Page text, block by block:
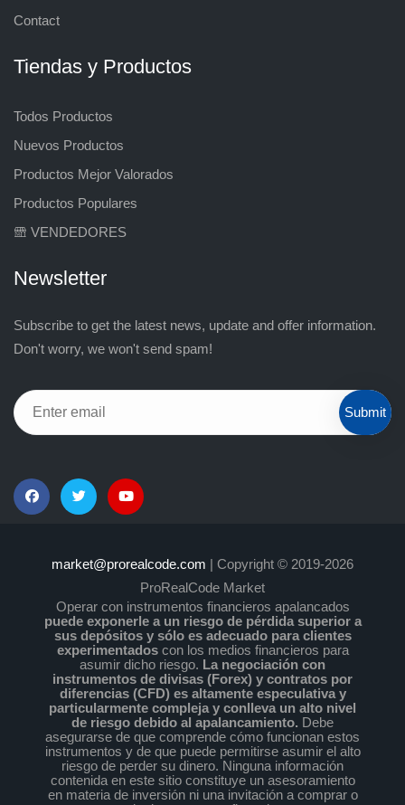
Contact
Tiendas y Productos
Todos Productos
Nuevos Productos
Productos Mejor Valorados
Productos Populares
VENDEDORES
Newsletter
Subscribe to get the latest news, update and offer information.
Don't worry, we won't send spam!
Submit
market@prorealcode.com | Copyright © 2019-2026
ProRealCode Market
Operar con instrumentos financieros apalancados
puede exponerle a un riesgo de pérdida superior a
sus depósitos y sólo es adecuado para clientes
experimentadoscon los medios financieros para
asumir dicho riesgo. La negociación con
instrumentos de divisas (Forex) y contratos por
diferencias (CFD) es altamente especulativa y
particularmente compleja y conlleva un alto nivel
de riesgo debido al apalancamiento. Debe
asegurarse de que comprende cómo funcionan estos
instrumentos y de que puede permitirse asumir el alto
riesgo de perder su dinero. Ninguna información
contenida en este sitio constituye un asesoramiento
en materia de inversión ni una invitación a comprar o